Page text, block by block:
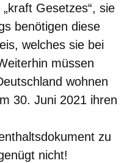
Gesetzes“, sie
benötigen diese
welches sie bei
müssen
wohnen
30. Juni 2021 ihren
zu
nicht!